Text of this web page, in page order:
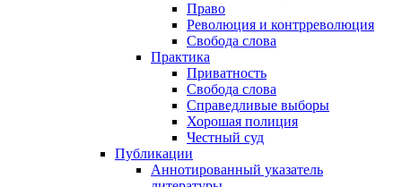
Право
Революция и контрреволюция
Свобода слова
Практика
Приватность
Свобода слова
Справедливые выборы
Хорошая полиция
Честный суд
Публикации
Аннотированный указатель